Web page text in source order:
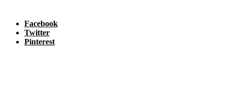
Facebook
Twitter
Pinterest